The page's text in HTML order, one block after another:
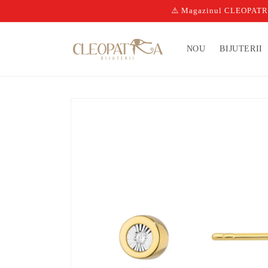
⚠️ Magazinul
NOU BIJUTERII